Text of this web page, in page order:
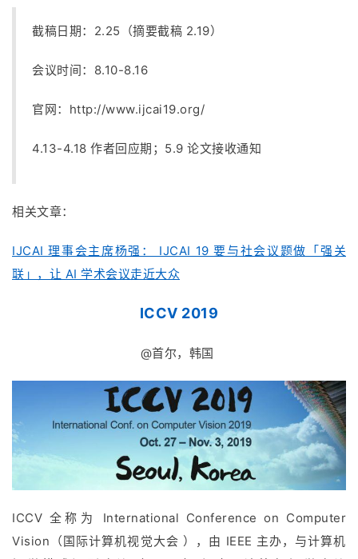
截稿日期：2.25（摘要截稿 2.19）
会议时间：8.10-8.16
官网： http://www.ijcai19.org/
4.13-4.18 作者回应期；5.9 论文接收通知
相关文章：
IJCAI 理事会主席杨强： IJCAI 19 要与社会议题做「强关
联」，让 AI 学术会议走近大众
ICCV 2019
@首尔，韩国
ICCV 全称为 International Conference on Computer
Vision（国际计算机视觉大会 ），由 IEEE 主办，与计算机